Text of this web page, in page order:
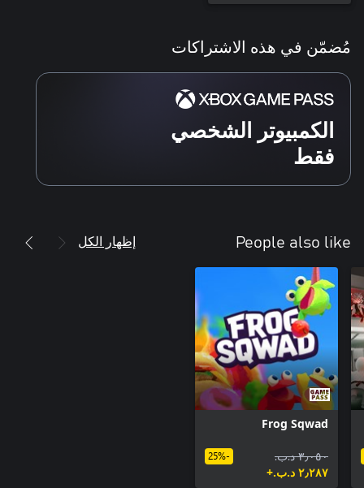
مُضمّن في هذه الاشتراكات
الكمبيوتر الشخصي
فقط
People also like إظهار الكل
Frog Sqwad
٣٫٠٥٠ د.ب.‏
٢٫٢٨٧ د.ب.‏+
-25%